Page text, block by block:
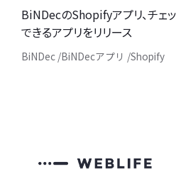
BiNDecのShopifyアプリ、チェ
できるアプリをリリース
BiNDec BiNDecアプリ Shopify